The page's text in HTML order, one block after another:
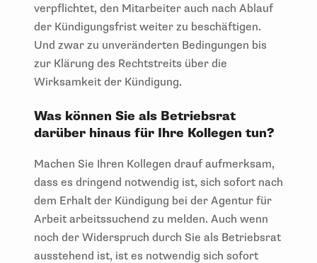
verpflichtet, den Mitarbeiter auch nach Ablauf
der Kündigungsfrist weiter zu beschäftigen.
Und zwar zu unveränderten Bedingungen bis
zur Klärung des Rechtstreits über die
Wirksamkeit der Kündigung.
Was können Sie als Betriebsrat
darüber hinaus für Ihre Kollegen tun?
Machen Sie Ihren Kollegen drauf aufmerksam,
dass es dringend notwendig ist, sich sofort nach
dem Erhalt der Kündigung bei der Agentur für
Arbeit arbeitssuchend zu melden. Auch wenn
noch der Widerspruch durch Sie als Betriebsrat
ausstehend ist, ist es notwendig sich sofort